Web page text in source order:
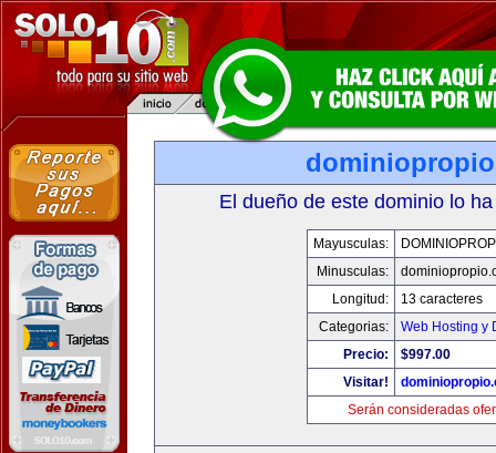
El dueño de este dominio lo
Mayusculas:
Minusculas:
Longitud:
13 caracteres
Categorias:
Web Hosting y
Precio:
$997.00
Visitar!
Serán consideradas